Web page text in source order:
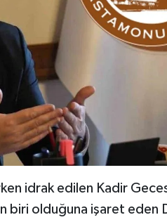
idrak edilen Kadir
biri olduğuna işaret eden